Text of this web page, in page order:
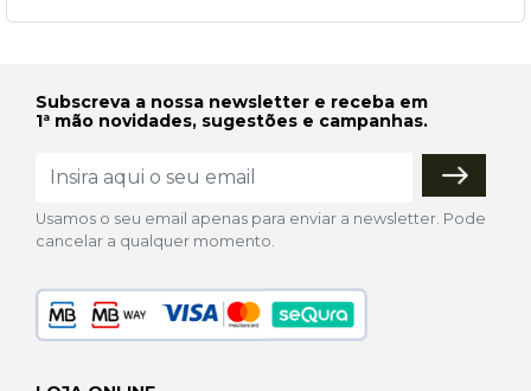
Subscreva a nossa newsletter e receba em
1ª mão novidades, sugestões e campanhas.
Usamos o seu email apenas para enviar a newsletter. Pode
cancelar a qualquer momento.